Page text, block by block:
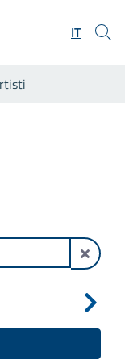
IT